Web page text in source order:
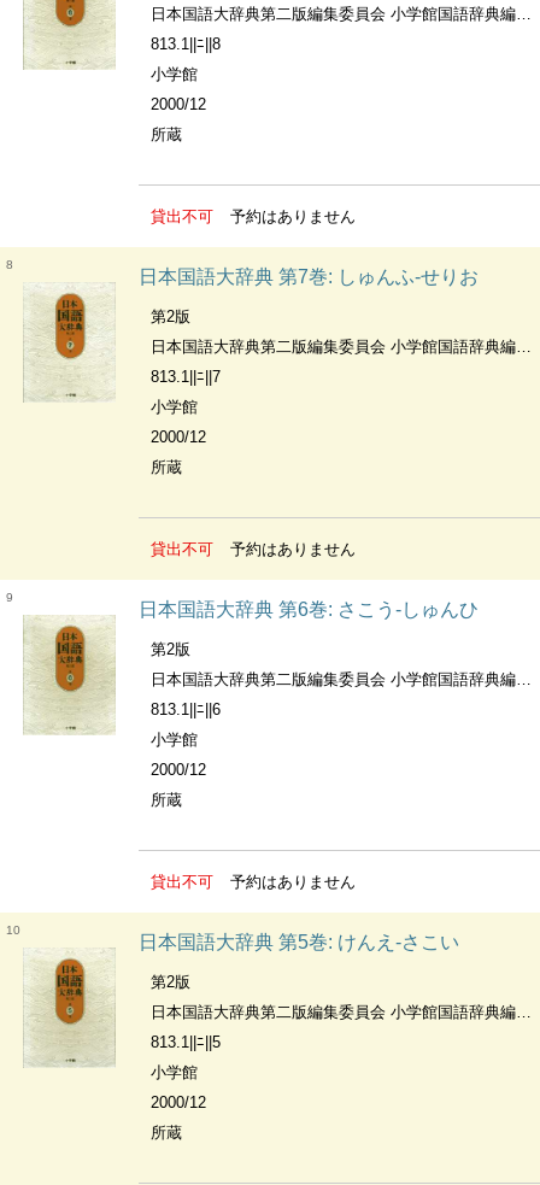
日本国語大辞典第二版編集委員会 小学館国語辞典編集部編
813.1||ﾆ||8
小学館
2000/12
所蔵
貸出不可 予約はありません
8
日本国語大辞典 第7巻: しゅんふ-せりお
第2版
日本国語大辞典第二版編集委員会 小学館国語辞典編集部編
813.1||ﾆ||7
小学館
2000/12
所蔵
貸出不可 予約はありません
9
日本国語大辞典 第6巻: さこう-しゅんひ
第2版
日本国語大辞典第二版編集委員会 小学館国語辞典編集部編
813.1||ﾆ||6
小学館
2000/12
所蔵
貸出不可 予約はありません
10
日本国語大辞典 第5巻: けんえ-さこい
第2版
日本国語大辞典第二版編集委員会 小学館国語辞典編集部編
813.1||ﾆ||5
小学館
2000/12
所蔵